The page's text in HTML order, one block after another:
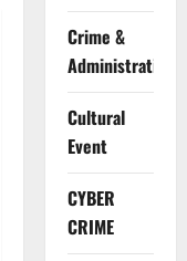
Crime &
Administration
Cultural
Event
CYBER
CRIME